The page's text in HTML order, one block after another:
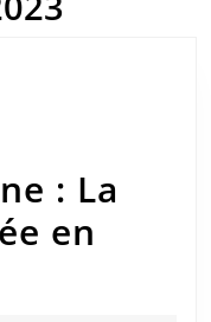
: La
en